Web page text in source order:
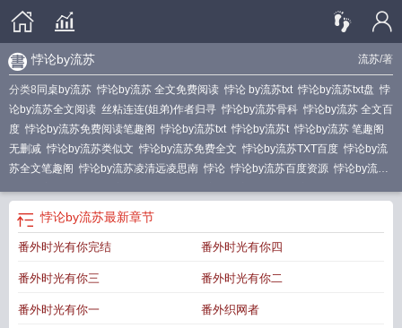
流苏/著
悖论by流苏
分类8 同桌by流苏 悖论by流苏 全文免费阅读 悖论 by流苏txt 悖论by流苏txt盘 悖
论by流苏全文阅读 丝粘连连(姐弟)作者归寻 悖论by流苏骨科 悖论by流苏 全文百
度 悖论by流苏免费阅读笔趣阁 悖论by流苏txt 悖论by流苏t 悖论by流苏 笔趣阁
无删减 悖论by流苏类似文 悖论by流苏免费全文 悖论by流苏TXT百度 悖论by流
苏全文笔趣阁 悖论by流苏凌清远凌思南 悖论 悖论by流苏百度资源 悖论by流苏
未删减版
悖论by流苏完整版txt百度
by流苏小TXT百度
阁悖论by流苏txt百度 悖论 by流苏悖论by流苏笔趣阁txt
悖论by流苏最新章节
番外时光有你完结 番外时光有你四
番外时光有你三 番外时光有你二
番外时光有你一 番外织网者